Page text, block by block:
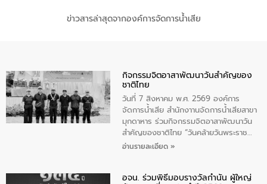
ข่าวสารล่าสุดจากองค์การจัดการน้ำเสีย
กิจกรรมจิตอาสาพัฒนาวันสําคัญของ
ชาติไทย
วันที่ 7 สิงหาคม พ.ศ. 2569 องค์การ
จัดการน้ำเสีย สำนักงาานจัดการน้ำเสียสาขา
มุกดาหาร ร่วมกิจกรรมจิตอาสาพัฒนาวัน
สําคัญของชาติไทย “วันคล้ายวันพระราช
สมภพ สมเด็จพระนางเจ้าสิริกิติ์พระบรม
ทิพย์คำ รองผู้ว่าราชการจังหวัดมุกดาหาร
อ่านรายละเอียด »
อจน. ร่วมพิธีมอบรางวัลกำนัน ผู้ใหญ่